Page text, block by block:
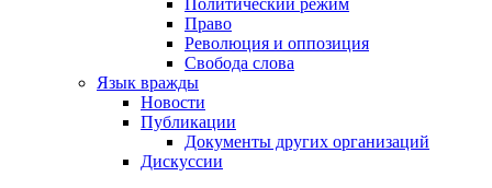
Политический режим
Право
Революция и оппозиция
Свобода слова
Язык вражды
Новости
Публикации
Документы других организаций
Дискуссии